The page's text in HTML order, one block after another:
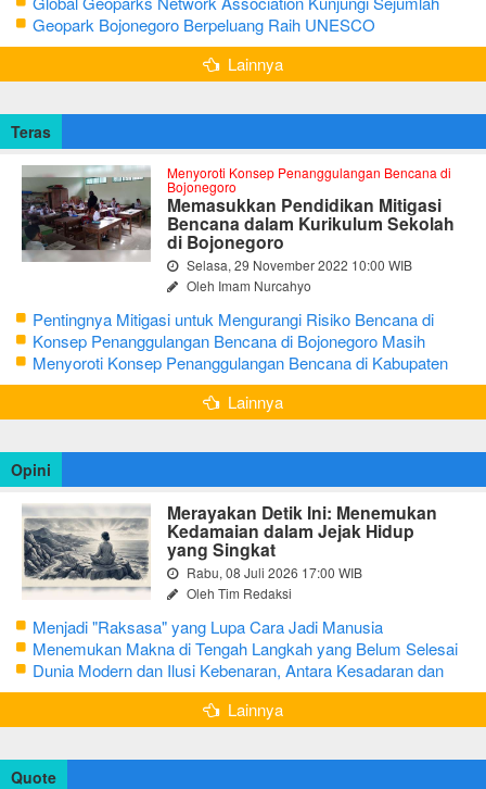
Geosite di Bojonegoro
Geopark Bojonegoro Berpeluang Raih UNESCO
Global Geopark
Lainnya
Teras
Menyoroti Konsep Penanggulangan Bencana di
Bojonegoro
Memasukkan Pendidikan Mitigasi
Bencana dalam Kurikulum Sekolah
di Bojonegoro
Selasa, 29 November 2022 10:00 WIB
Oleh Imam Nurcahyo
Pentingnya Mitigasi untuk Mengurangi Risiko Bencana di
Bojonegoro
Konsep Penanggulangan Bencana di Bojonegoro Masih
Mengutamakan Tanggap Darurat
Menyoroti Konsep Penanggulangan Bencana di Kabupaten
Bojonegoro
Lainnya
Opini
Merayakan Detik Ini: Menemukan
Kedamaian dalam Jejak Hidup
yang Singkat
Rabu, 08 Juli 2026 17:00 WIB
Oleh Tim Redaksi
Menjadi "Raksasa" yang Lupa Cara Jadi Manusia
Menemukan Makna di Tengah Langkah yang Belum Selesai
Dunia Modern dan Ilusi Kebenaran, Antara Kesadaran dan
terjebak Tipu Daya
Lainnya
Quote